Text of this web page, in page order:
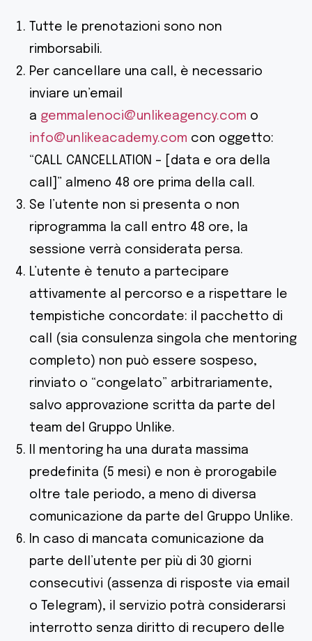
Tutte le prenotazioni sono non
rimborsabili.
Per cancellare una call, è necessario
inviare un’email
a gemmalenoci@unlikeagency.com o
info@unlikeacademy.com con oggetto:
“CALL CANCELLATION – [data e ora della
call]” almeno 48 ore prima della call.
Se l’utente non si presenta o non
riprogramma la call entro 48 ore, la
sessione verrà considerata persa.
L’utente è tenuto a partecipare
attivamente al percorso e a rispettare le
tempistiche concordate: il pacchetto di
call (sia consulenza singola che mentoring
completo) non può essere sospeso,
rinviato o “congelato” arbitrariamente,
salvo approvazione scritta da parte del
team del Gruppo Unlike.
Il mentoring ha una durata massima
predefinita (5 mesi) e non è prorogabile
oltre tale periodo, a meno di diversa
comunicazione da parte del Gruppo Unlike.
In caso di mancata comunicazione da
parte dell’utente per più di 30 giorni
consecutivi (assenza di risposte via email
o Telegram), il servizio potrà considerarsi
interrotto senza diritto di recupero delle